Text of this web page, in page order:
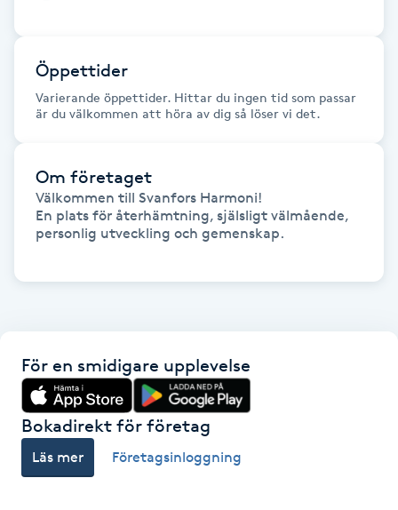
Fransfärgning
Fransförlängning
Fransförlängning Volym
Fransk manikyr
Fransrengöring
Friskvård
Friskvårdsmassage
Frisör
Öppettider
Varierande öppettider. Hittar du ingen tid som passar
är du välkommen att höra av dig så löser vi det.
Om företaget
Välkommen till Svanfors Harmoni!
En plats för återhämtning, själsligt välmående,
personlig utveckling och gemenskap.
För en smidigare upplevelse
Bokadirekt för företag
Läs mer Företagsinloggning